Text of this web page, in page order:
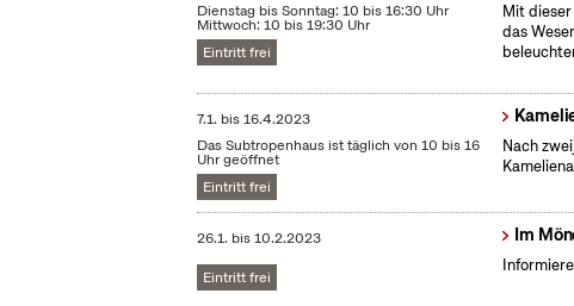
Dienstag bis Sonntag: 10 bis 16:30 Uhr
Mittwoch: 10 bis 19:30 Uhr
Eintritt frei
Mit
das
7.1. bis16.4.2023
Das Subtropenhaus ist täglich von 10 bis 16
Uhr geöffnet
Eintritt frei
Nach
26.1. bis10.2.2023
Eintritt frei
Im